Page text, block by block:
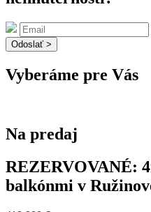
Odoslať >
Vyberáme pre Vás
Na predaj
REZERVOVANÉ:
balkónmi v